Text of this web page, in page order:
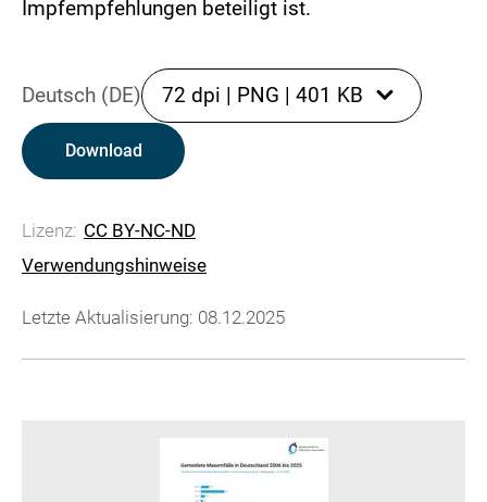
Impfempfehlungen beteiligt ist.
Deutsch (DE) 72 dpi | PNG | 401 KB
Download
Lizenz: CC BY-NC-ND
Verwendungshinweise
Letzte Aktualisierung: 08.12.2025